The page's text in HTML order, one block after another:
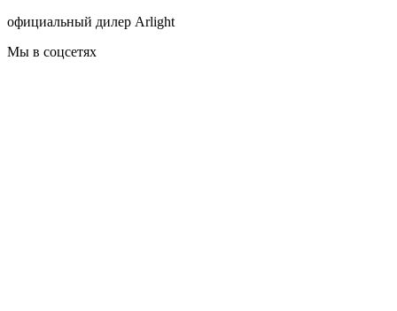
официальный дилер Arlight
Мы в соцсетях